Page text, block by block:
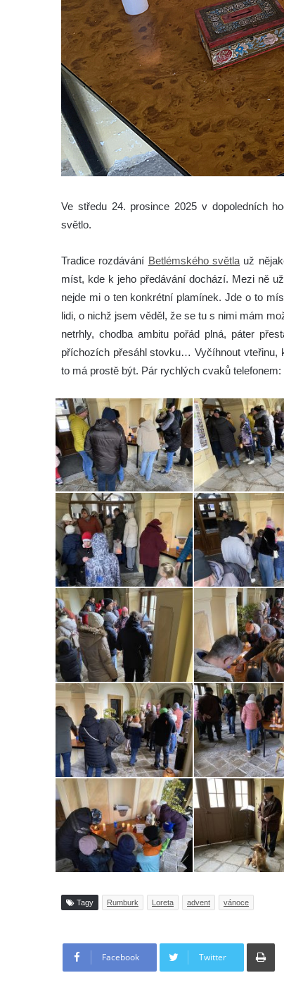
Ve středu 24. prosince 2025 v dopoledních
světlo.
Tradice rozdávání Betlémského světla už
míst, kde k jeho předávání dochází. Mezi ně
nejde mi o ten konkrétní plamínek. Jde o to
lidi, o nichž jsem věděl, že se tu s nimi mám
netrhly, chodba ambitu pořád plná, páter
příchozích přesáhl stovku… Vyčíhnout vteřinu,
to má prostě být. Pár rychlých cvaků telefonem:
Tagy Rumburk Loreta advent vánoce
Facebook Twitter